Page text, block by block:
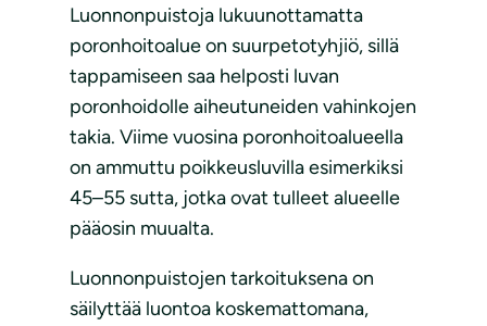
Luonnonpuistoja lukuunottamatta
poronhoitoalue on suurpetotyhjiö, sillä
tappamiseen saa helposti luvan
poronhoidolle aiheutuneiden vahinkojen
takia. Viime vuosina poronhoitoalueella
on ammuttu poikkeusluvilla esimerkiksi
45–55 sutta, jotka ovat tulleet alueelle
pääosin muualta.
Luonnonpuistojen tarkoituksena on
säilyttää luontoa koskemattomana,